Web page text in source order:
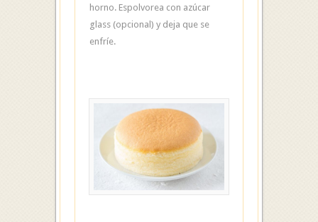
horno. Espolvorea con azúcar
glass (opcional) y deja que se
enfríe.